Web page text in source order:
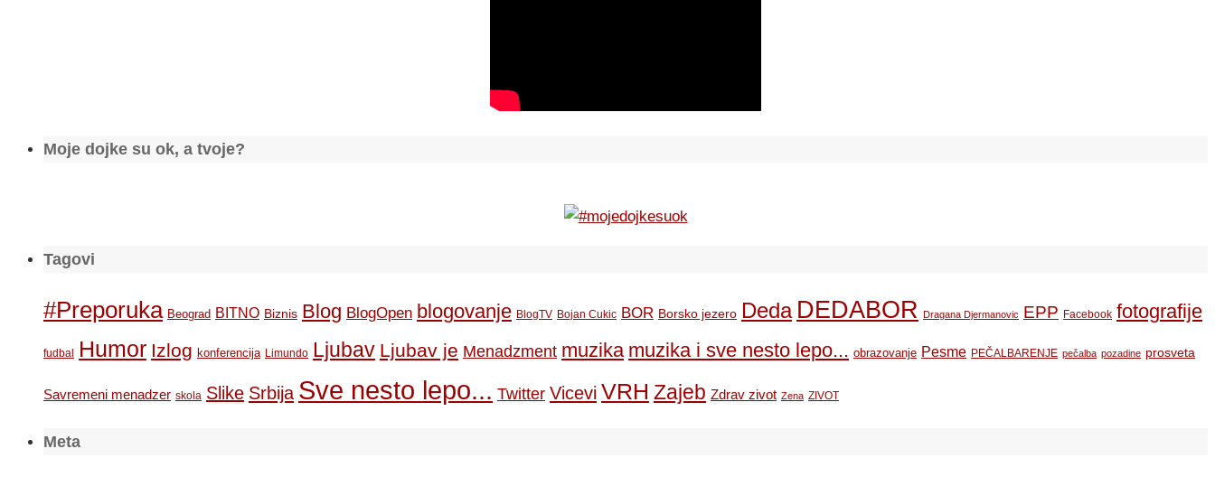
Moje dojke su ok, a tvoje?
Tagovi
#Preporuka Beograd BITNO Biznis Blog BlogOpen blogovanje BlogTV Bojan Cukic BOR Borsko jezero Deda DEDABOR Dragana Djermanovic EPP Facebook fotografije
fudbal Humor Izlog konferencija Limundo Ljubav Ljubav je Menadzment muzika muzika i sve nesto lepo... obrazovanje Pesme PEČALBARENJE pečalba pozadine prosveta
Savremeni menadzer skola Slike Srbija Sve nesto lepo... Twitter Vicevi VRH Zajeb Zdrav zivot Zena ZIVOT
Meta